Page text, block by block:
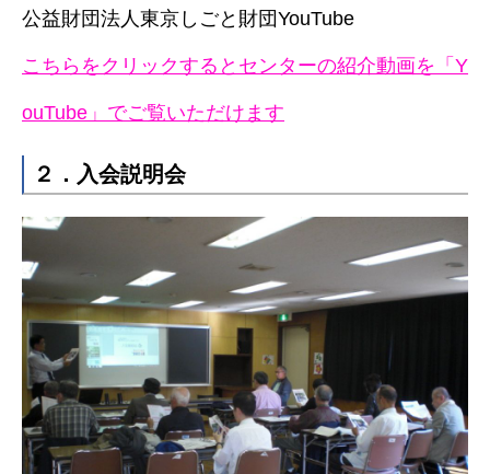
公益財団法人東京しごと財団YouTube
こちらをクリックするとセンターの紹介動画を「Y
ouTube」でご覧いただけます
２．入会説明会